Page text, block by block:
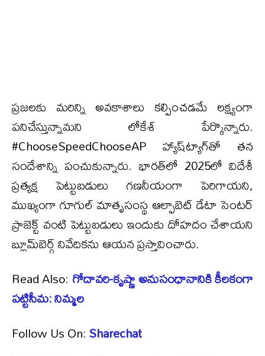
ప్రజలకు మరిన్ని అవకాశాలు కల్పించడమే లక్ష్యంగా
పనిచేస్తున్నామని లోకేశ్ పేర్కొన్నారు.
#ChooseSpeedChooseAP హ్యాష్‌ట్యాగ్‌తో తన
సందేశాన్ని పంచుకున్నారు. భారత్‌లో 2025లో విదేశీ
ప్రత్యక్ష పెట్టుబడులు గణనీయంగా పెరిగాయని,
ముఖ్యంగా గూగుల్ మాతృసంస్థ ఆల్ఫాబెట్ డేటా సెంటర్
ప్రాజెక్ట్ వంటి పెట్టుబడులు ఇందుకు దోహదం చేశాయని
బ్లూమ్‌బెర్గ్ నివేదికను ఆయన ప్రస్తావించారు.
Read Also: గోదావరి-కృష్ణా అనుసంధానానికి కీలకంగా
పట్టిసీమ: నిమ్మల
Follow Us On:Sharechat